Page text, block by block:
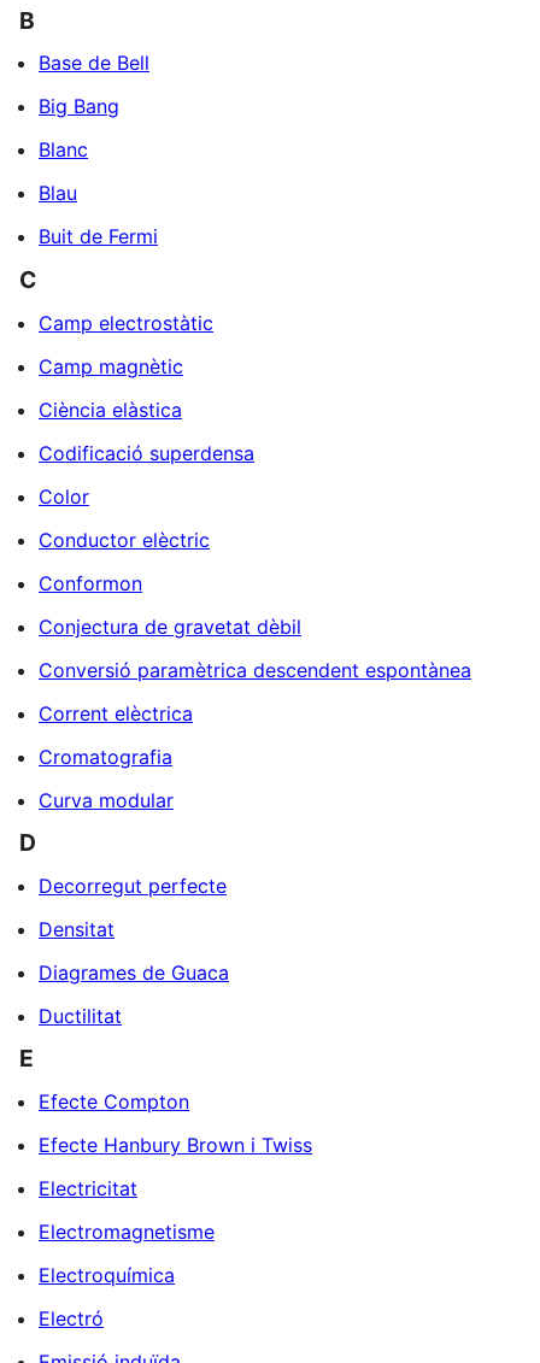
B
Base de Bell
Big Bang
Blanc
Blau
Buit de Fermi
C
Camp electrostàtic
Camp magnètic
Ciència elàstica
Codificació superdensa
Color
Conductor elèctric
Conformon
Conjectura de gravetat dèbil
Conversió paramètrica descendent espontànea
Corrent elèctrica
Cromatografia
Curva modular
D
Decorregut perfecte
Densitat
Diagrames de Guaca
Ductilitat
E
Efecte Compton
Efecte Hanbury Brown i Twiss
Electricitat
Electromagnetisme
Electroquímica
Electró